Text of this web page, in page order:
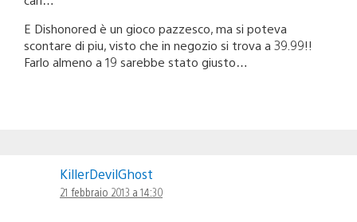
E Dishonored è un gioco pazzesco, ma si poteva
scontare di piu, visto che in negozio si trova a 39.99!!
Farlo almeno a 19 sarebbe stato giusto…
KillerDevilGhost
21 febbraio 2013 a 14:30